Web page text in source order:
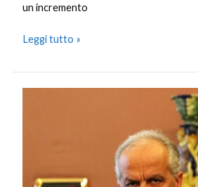
un incremento
Leggi tutto »
aveva